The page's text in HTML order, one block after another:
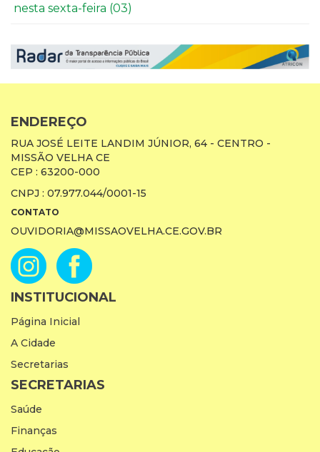
nesta sexta-feira (03)
ENDEREÇO
RUA JOSÉ LEITE LANDIM JÚNIOR, 64 - CENTRO -
MISSÃO VELHA CE
CEP : 63200-000
CNPJ : 07.977.044/0001-15
CONTATO
OUVIDORIA@MISSAOVELHA.CE.GOV.BR
INSTITUCIONAL
Página Inicial
A Cidade
Secretarias
SECRETARIAS
Saúde
Finanças